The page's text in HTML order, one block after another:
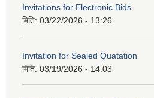
Invitations for Electronic Bids
मिति: 03/22/2026 - 13:26
Invitation for Sealed Quatation
मिति: 03/19/2026 - 14:03